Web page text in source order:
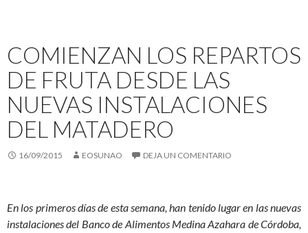
COMIENZAN LOS REPARTOS
DE FRUTA DESDE LAS
NUEVAS INSTALACIONES
DEL MATADERO
16/09/2015 EOSUNAO DEJA UN COMENTARIO
En los primeros días de esta semana, han tenido lugar en las nuevas
instalaciones del Banco de Alimentos Medina Azahara de Córdoba,